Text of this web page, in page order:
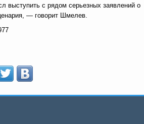
выступить с рядом серьезных заявлений о
— говорит Шмелев.